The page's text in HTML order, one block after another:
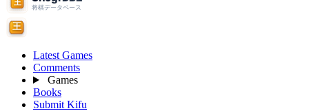
Latest Games
Comments
Games
Books
Submit Kifu